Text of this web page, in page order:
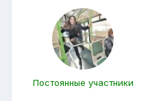
Постоянные участники